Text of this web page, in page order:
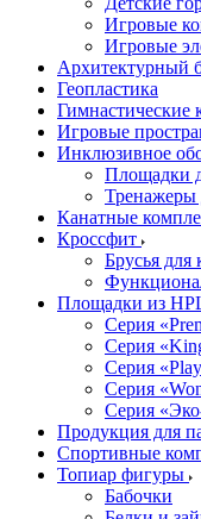
Игровые
Игровые
Архитектурный
Геопластика
Гимнастические
Игровые
Инклюзивное
Площадки
Тренажеры
Канатные
Кроссфит
Брусья для
Площадки из
Серия
Серия
Серия
Серия
Серия
Продукция для
Спортивные
Топиар фигуры
Бабочки